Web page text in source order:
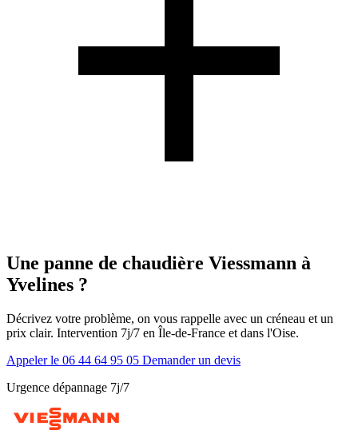
Une panne de chaudière Viessmann à
Yvelines ?
Décrivez votre problème, on vous rappelle avec un créneau et un
prix clair. Intervention 7j/7 en Île-de-France et dans l'Oise.
Appeler le 06 44 64 95 05 Demander un devis
Urgence dépannage 7j/7